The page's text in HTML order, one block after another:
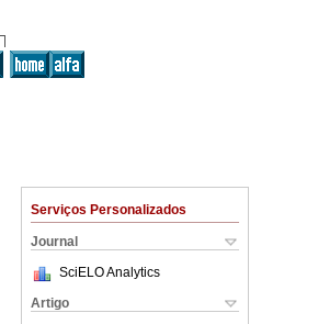
Serviços Personalizados
Journal
SciELO Analytics
Artigo